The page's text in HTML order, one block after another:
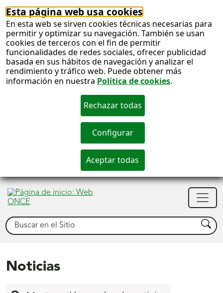
Esta página web usa cookies
En esta web se sirven cookies técnicas necesarias para
permitir y optimizar su navegación. También se usan
cookies de terceros con el fin de permitir
funcionalidades de redes sociales, ofrecer publicidad
basada en sus hábitos de navegación y analizar el
rendimiento y tráfico web. Puede obtener más
información en nuestra Política de cookies.
Buscar Buscar
Noticias